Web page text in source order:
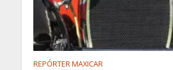
REPÓRTER MAXICAR